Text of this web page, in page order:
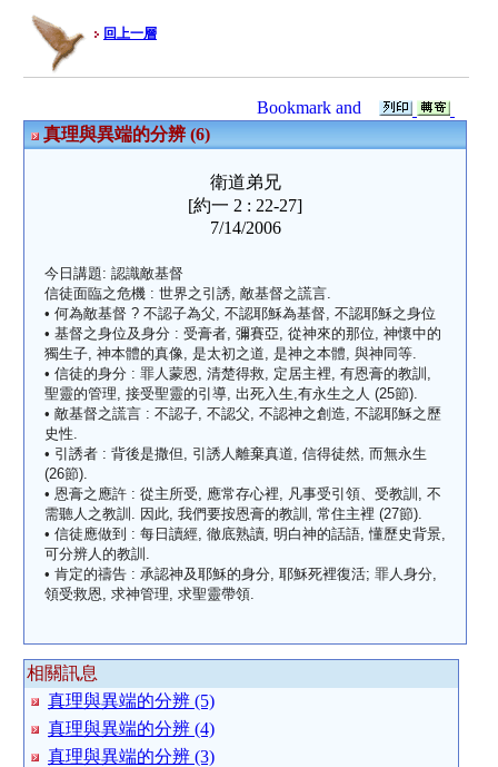
回上一層
真理與異端的分辨 (6)
衛道弟兄
[約一 2 : 22-27]
7/14/2006
今日講題: 認識敵基督
信徒面臨之危機 : 世界之引誘, 敵基督之謊言.
• 何為敵基督 ? 不認子為父, 不認耶穌為基督, 不認耶穌之身位
• 基督之身位及身分 : 受膏者, 彌賽亞, 從神來的那位, 神懷中的
獨生子, 神本體的真像, 是太初之道, 是神之本體, 與神同等.
• 信徒的身分 : 罪人蒙恩, 清楚得救, 定居主裡, 有恩膏的教訓,
聖靈的管理, 接受聖靈的引導, 出死入生,有永生之人 (25節).
• 敵基督之謊言 : 不認子, 不認父, 不認神之創造, 不認耶穌之歷
史性.
• 引誘者 : 背後是撒但, 引誘人離棄真道, 信得徒然, 而無永生
(26節).
• 恩膏之應許 : 從主所受, 應常存心裡, 凡事受引領、受教訓, 不
需聽人之教訓. 因此, 我們要按恩膏的教訓, 常住主裡 (27節).
• 信徒應做到 : 每日讀經, 徹底熟讀, 明白神的話語, 懂歷史背景,
可分辨人的教訓.
• 肯定的禱告 : 承認神及耶穌的身分, 耶穌死裡復活; 罪人身分,
領受救恩, 求神管理, 求聖靈帶領.
相關訊息
真理與異端的分辨 (5)
真理與異端的分辨 (4)
真理與異端的分辨 (3)